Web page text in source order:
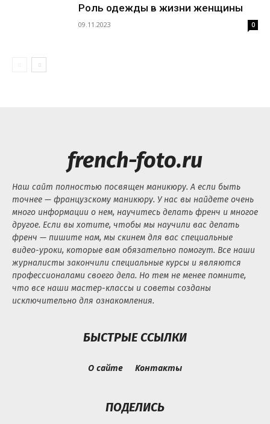
Роль одежды в жизни женщины
09.11.2023 0
french-foto.ru
Наш сайт полностью посвящен маникюру. А если быть
точнее — французскому маникюру. У нас вы найдете очень
много информации о нем, научитесь делать френч и многое
другое. Если вы хотите, чтобы мы научили вас делать
френч — пишите нам, мы скинем для вас специальные
видео-уроки, которые вам обязательно помогут. Все наши
журналисты закончили специальные курсы и являются
профессионалами своего дела. Но тем не менее помните,
что все наши мастер-классы и советы созданы
исключительно для ознакомления.
БЫСТРЫЕ ССЫЛКИ
О сайте Контакты
ПОДЕЛИСЬ